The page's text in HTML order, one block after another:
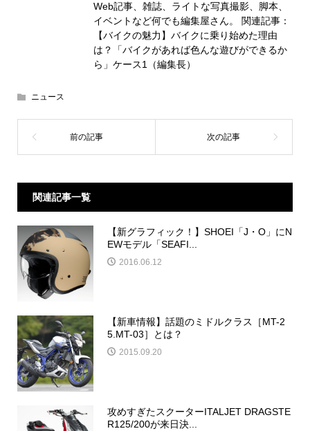
Web記事、雑誌、ライトな写真撮影、脚本、
イベントなど何でも編集屋さん。 関連記事：
【バイクの魅力】バイクに乗り始めた理由
は？「バイクがあれば色んな遊びができるか
ら」ケース1（編集長）
ニュース
関連記事一覧
【新グラフィック！】SHOEI「J・O」にN
EWモデル「SEAFI...
2016.06.12
【新車情報】話題のミドルクラス［MT-2
5.MT-03］とは？
2015.09.20
攻めすぎたスクーターITALJET DRAGSTE
R125/200が来日決...